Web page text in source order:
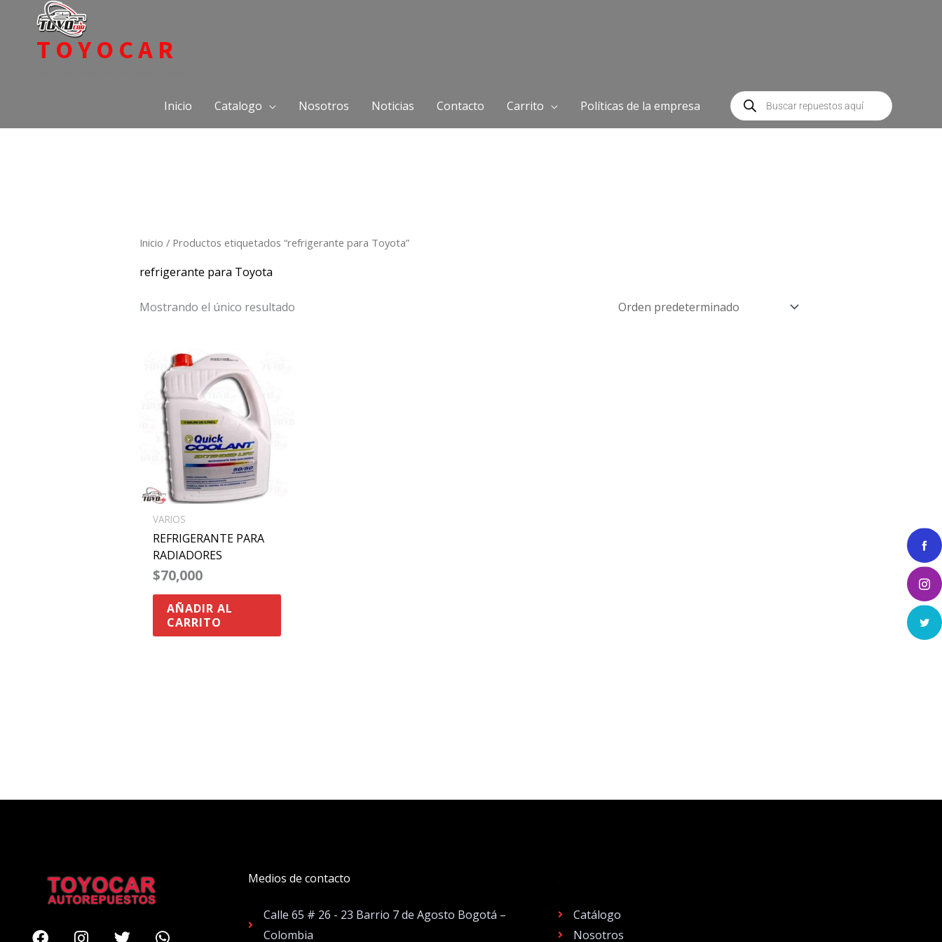
contenidoTOYOCAR
Inicio Catalogo Nosotros Noticias Contacto Carrito Políticas de la empresa
Búsqueda
de
productos
Inicio / Productos etiquetados “refrigerante para Toyota”
refrigerante para Toyota
Mostrando el único resultado
VARIOS
REFRIGERANTE PARA
RADIADORES
$70,000
AÑADIR AL
CARRITO
FacebookInstagram
TwitterWhatsapp
Medios de contacto
Calle 65 # 26 - 23 Barrio 7 de Agosto Bogotá –
Colombia
Catálogo
Nosotros